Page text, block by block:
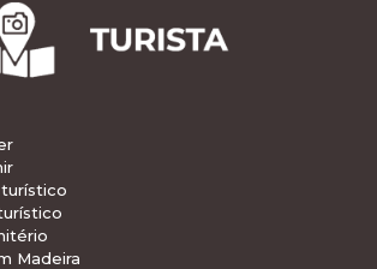
Madeira